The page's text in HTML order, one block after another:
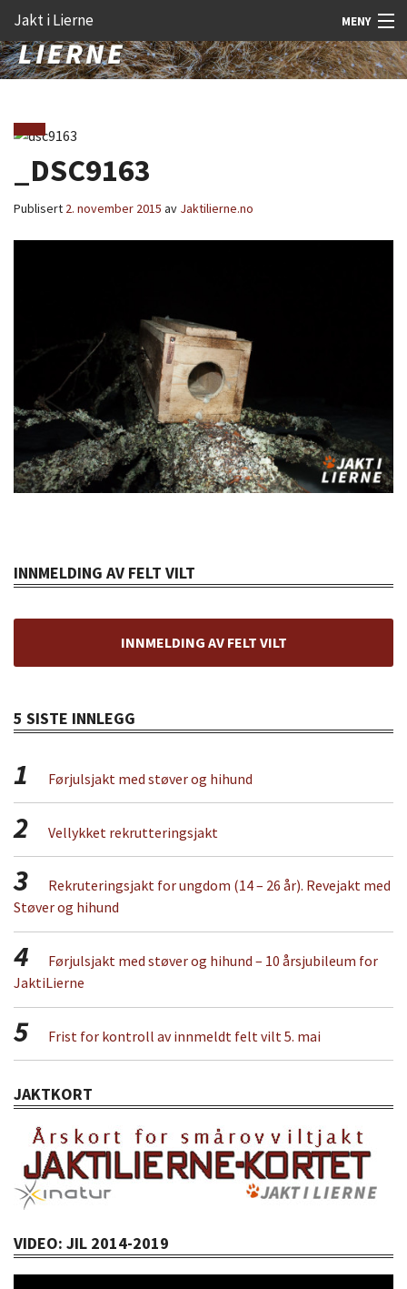
Jakt i Lierne MENY
Nyheter
Fangst
Åtejakt
innholdet
Forstørre
_DSC9163
Publisert 2. november 2015 av Jaktilierne.no
INNMELDING AV FELT VILT
INNMELDING AV FELT VILT
5 SISTE INNLEGG
1 Førjulsjakt med støver og hihund
2 Vellykket rekrutteringsjakt
3
Rekruteringsjakt for ungdom (14 – 26 år). Revejakt med
Støver og hihund
4
Førjulsjakt med støver og hihund – 10 årsjubileum for
JaktiLierne
5 Frist for kontroll av innmeldt felt vilt 5. mai
JAKTKORT
VIDEO: JIL 2014-2019